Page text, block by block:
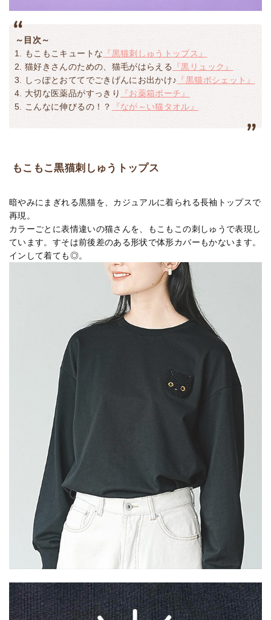
～目次～
もこもこキュートな 『黒猫刺しゅうトップス』
猫好きさんのための、猫毛がはらえる
『黒リュック』
しっぽとおててでごきげんにお出かけ♪ 『黒猫ポシェット』
大切な医薬品がすっきり
『お薬箱ポーチ』
こんなに伸びるの！？
『なが～い猫タオル』
もこもこ黒猫刺しゅうトップス
暗やみにまぎれる黒猫を、カジュアルに着られる長袖トップスで
再現。
カラーごとに表情違いの猫さんを、もこもこの刺しゅうで表現し
ています。すそは前後差のある形状で体形カバーもかないます。
インして着ても◎。